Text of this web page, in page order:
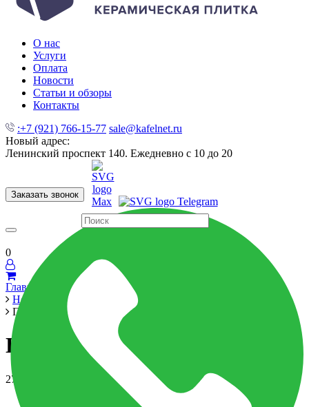
О нас
Услуги
Оплата
Новости
Статьи и обзоры
Контакты
:+7 (921) 766-15-77 sale@kafelnet.ru
Новый адрес:
Ленинский проспект 140. Ежедневно с 10 до 20
Заказать звонок
60x120 60x60 Для ванной Для кухни
0
Главная
Новости
Продление LB-ceramics -20%!
Продление LB-ceramics -20%!
27 января 2023